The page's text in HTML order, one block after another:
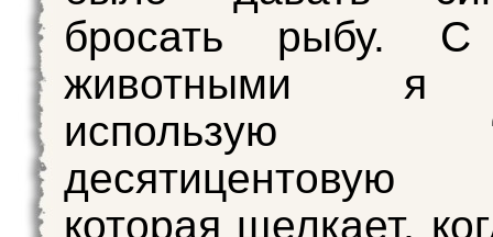
бросать рыбу. С
животными я
использую
десятицентовую
которая щелкает,